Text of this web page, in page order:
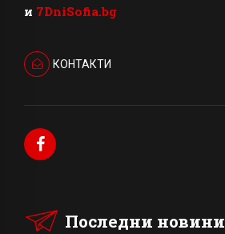
и 7DniSofia.bg
КОНТАКТИ
Последни новини